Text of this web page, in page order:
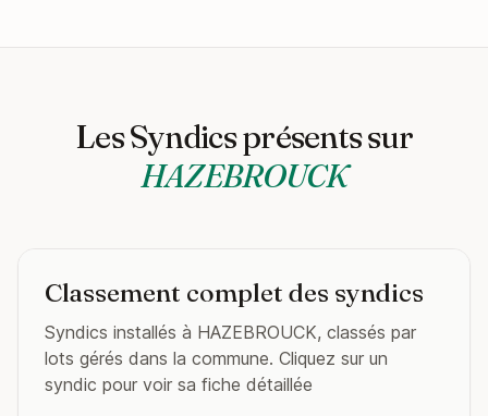
Les Syndics présents sur
HAZEBROUCK
Classement complet des syndics
Syndics installés à HAZEBROUCK, classés par
lots gérés dans la commune. Cliquez sur un
syndic pour voir sa fiche détaillée